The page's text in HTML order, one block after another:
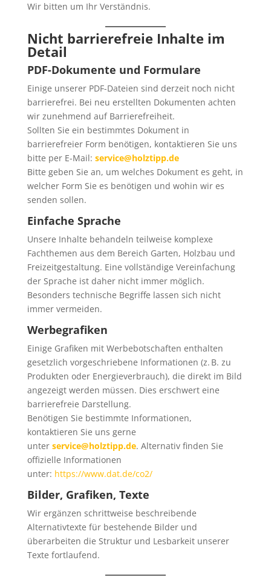
Wir bitten um Ihr Verständnis.
Nicht barrierefreie Inhalte im
Detail
PDF-Dokumente und Formulare
Einige unserer PDF-Dateien sind derzeit noch nicht
barrierefrei. Bei neu erstellten Dokumenten achten
wir zunehmend auf Barrierefreiheit.
Sollten Sie ein bestimmtes Dokument in
barrierefreier Form benötigen, kontaktieren Sie uns
bitte per E-Mail: service@holztipp.de
Bitte geben Sie an, um welches Dokument es geht, in
welcher Form Sie es benötigen und wohin wir es
senden sollen.
Einfache Sprache
Unsere Inhalte behandeln teilweise komplexe
Fachthemen aus dem Bereich Garten, Holzbau und
Freizeitgestaltung. Eine vollständige Vereinfachung
der Sprache ist daher nicht immer möglich.
Besonders technische Begriffe lassen sich nicht
immer vermeiden.
Werbegrafiken
Einige Grafiken mit Werbebotschaften enthalten
gesetzlich vorgeschriebene Informationen (z. B. zu
Produkten oder Energieverbrauch), die direkt im Bild
angezeigt werden müssen. Dies erschwert eine
barrierefreie Darstellung.
Benötigen Sie bestimmte Informationen,
kontaktieren Sie uns gerne
unter service@holztipp.de. Alternativ finden Sie
offizielle Informationen
unter: https://www.dat.de/co2/
Bilder, Grafiken, Texte
Wir ergänzen schrittweise beschreibende
Alternativtexte für bestehende Bilder und
überarbeiten die Struktur und Lesbarkeit unserer
Texte fortlaufend.